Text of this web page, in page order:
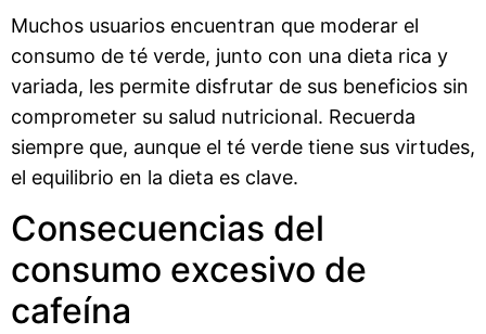
Muchos usuarios encuentran que moderar el
consumo de té verde, junto con una dieta rica y
variada, les permite disfrutar de sus beneficios sin
comprometer su salud nutricional. Recuerda
siempre que, aunque el té verde tiene sus virtudes,
el equilibrio en la dieta es clave.
Consecuencias del
consumo excesivo de
cafeína